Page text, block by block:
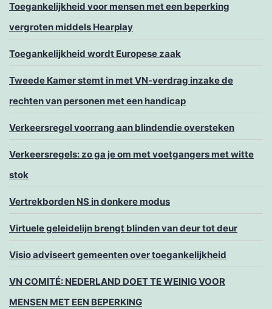
Toegankelijkheid voor mensen met een beperking
vergroten middels Hearplay
Toegankelijkheid wordt Europese zaak
Tweede Kamer stemt in met VN-verdrag inzake de
rechten van personen met een handicap
Verkeersregel voorrang aan blindendie oversteken
Verkeersregels: zo ga je om met voetgangers met witte
stok
Vertrekborden NS in donkere modus
Virtuele geleidelijn brengt blinden van deur tot deur
Visio adviseert gemeenten over toegankelijkheid
VN COMITÉ: NEDERLAND DOET TE WEINIG VOOR
MENSEN MET EEN BEPERKING